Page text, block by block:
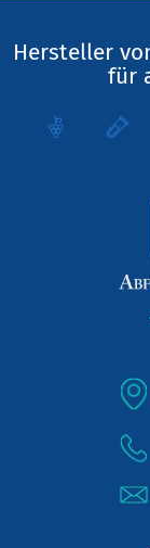
Hersteller
für